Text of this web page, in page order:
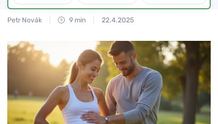
Petr Novák 9 min 22.4.2025